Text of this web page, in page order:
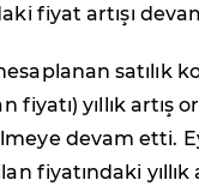
fiyat artışı
satılık
fiyatı) yıllık artış
devam etti.
fiyatındaki yıllık